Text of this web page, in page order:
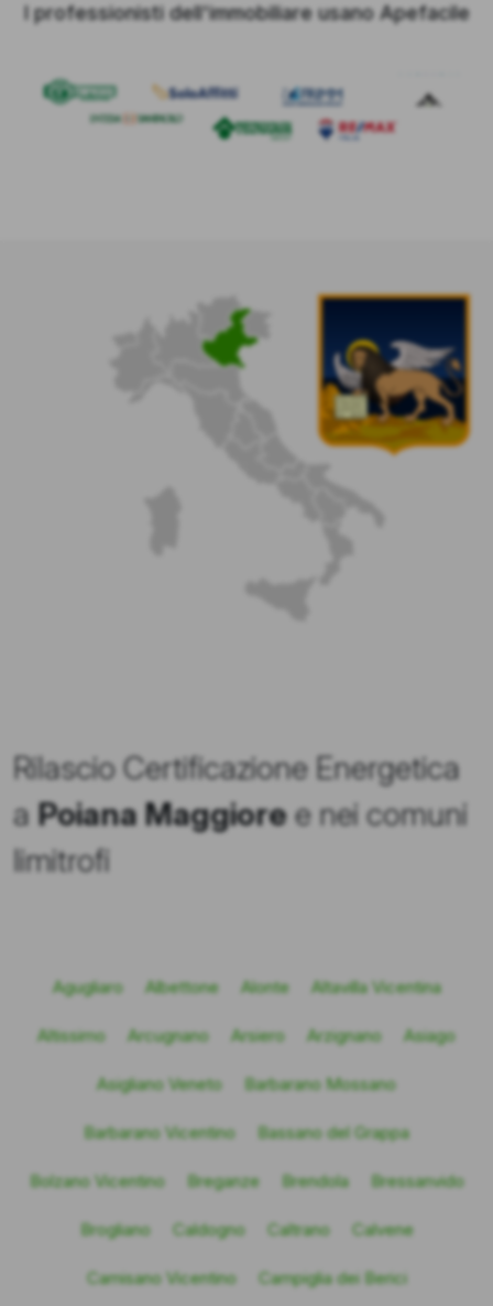
I professionisti dell'immobiliare usano Apefacile
Rilascio Certificazione Energetica
a Poiana Maggioree nei comuni
limitrofi
Agugliaro Albettone Alonte Altavilla Vicentina
Altissimo Arcugnano Arsiero Arzignano Asiago
Asigliano Veneto Barbarano Mossano
Barbarano Vicentino Bassano del Grappa
Bolzano Vicentino Breganze Brendola Bressanvido
Brogliano Caldogno Caltrano Calvene
Camisano Vicentino Campiglia dei Berici